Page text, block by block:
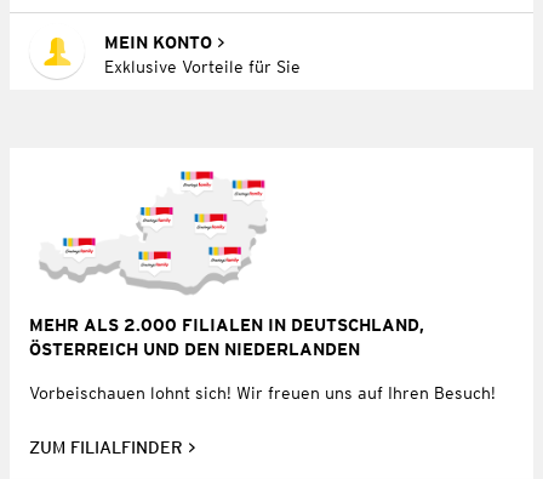
MEIN KONTO
Exklusive Vorteile für Sie
MEHR ALS 2.000 FILIALEN IN DEUTSCHLAND,
ÖSTERREICH UND DEN NIEDERLANDEN
Vorbeischauen lohnt sich! Wir freuen uns auf Ihren Besuch!
ZUM FILIALFINDER